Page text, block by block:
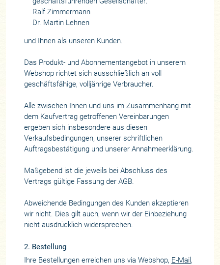
Ralf Zimmermann
Dr. Martin Lehnen
und Ihnen als unseren Kunden.
Das Produkt- und Abonnementangebot in unserem
Webshop richtet sich ausschließlich an voll
geschäftsfähige, volljährige Verbraucher.
Alle zwischen Ihnen und uns im Zusammenhang mit
dem Kaufvertrag getroffenen Vereinbarungen
ergeben sich insbesondere aus diesen
Verkaufsbedingungen, unserer schriftlichen
Auftragsbestätigung und unserer Annahmeerklärung.
Maßgebend ist die jeweils bei Abschluss des
Vertrags gültige Fassung der AGB.
Abweichende Bedingungen des Kunden akzeptieren
wir nicht. Dies gilt auch, wenn wir der Einbeziehung
nicht ausdrücklich widersprechen.
2. Bestellung
Ihre Bestellungen erreichen uns via Webshop, E-Mail ,